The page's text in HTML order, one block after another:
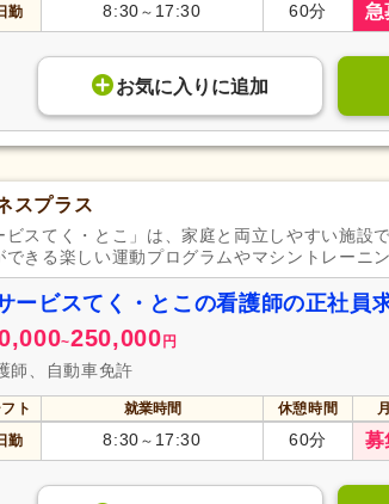
勤 8:30 ～ 17:30 60分 急
お気に入り に追加
スプラス
ビスてく・とこ」は、家庭と両立しやすい施
きる楽しい運動プログラムやマシントレーニ
ービスてく・とこの看護師の正社員
~250,000 円
師、自動車免許
ト 就業時間 休憩時間 月
勤 8:30 ～ 17:30 60分 募